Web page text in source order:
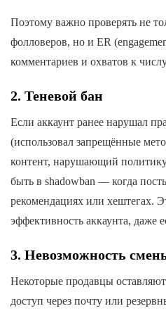
Поэтому важно проверять не
фолловеров, но и ER
комментариев и охватов к
2. Теневой бан
Если аккаунт ранее нарушал
(использовал запрещённые
контент, нарушающий
быть в shadowban — когда
рекомендациях или хештегах.
эффективность аккаунта, даже
3. Невозможность
Некоторые продавцы
доступ через почту или